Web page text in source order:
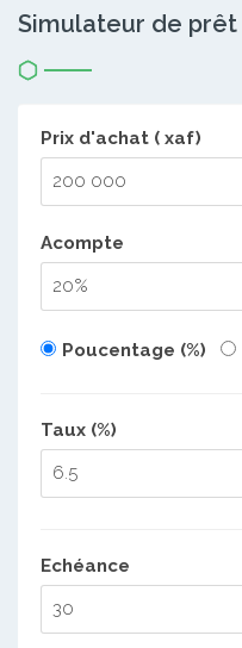
Simulateur de prêt
Prix d'achat ( xaf)
Acompte
Poucentage (%)
Taux (%)
Echéance